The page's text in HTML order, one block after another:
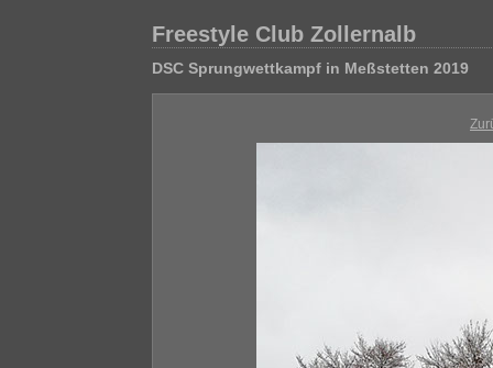
Freestyle Club Zollernalb
DSC Sprungwettkampf in Meßstetten 2019